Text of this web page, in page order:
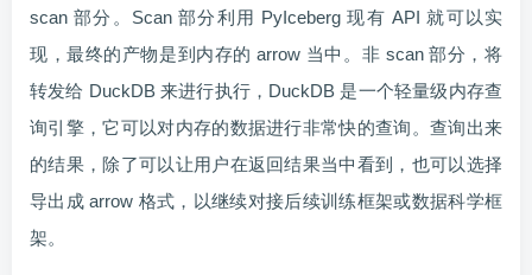
scan 部分。Scan 部分利用 PyIceberg 现有 API 就可以实
现，最终的产物是到内存的 arrow 当中。非 scan 部分，将
转发给 DuckDB 来进行执行，DuckDB 是一个轻量级内存查
询引擎，它可以对内存的数据进行非常快的查询。查询出来
的结果，除了可以让用户在返回结果当中看到，也可以选择
导出成 arrow 格式，以继续对接后续训练框架或数据科学框
架。